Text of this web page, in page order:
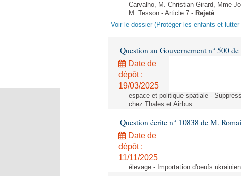
Carvalho, M. Christian Girard, Mme
M. Tesson - Article 7 - Rejeté
Voir le dossier (Protéger les enfants et
Question au Gouvernement n° 500
Date de
dépôt :
19/03/2025
espace et politique spatiale -
chez Thales et Airbus
Question écrite n° 10838 de M.
Date de
dépôt :
11/11/2025
élevage - Importation d'oeufs